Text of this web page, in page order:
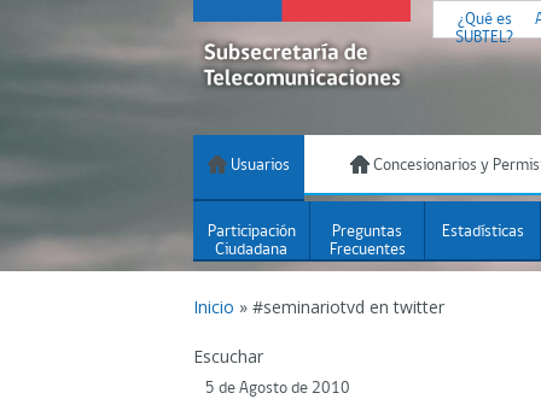
¿Qué es
SUBTEL?
Usuarios Concesionarios y
Participación
Ciudadana
Preguntas
Frecuentes
Estadísticas
Inicio » #seminariotvd en twitter
Escuchar
5 de Agosto de 2010